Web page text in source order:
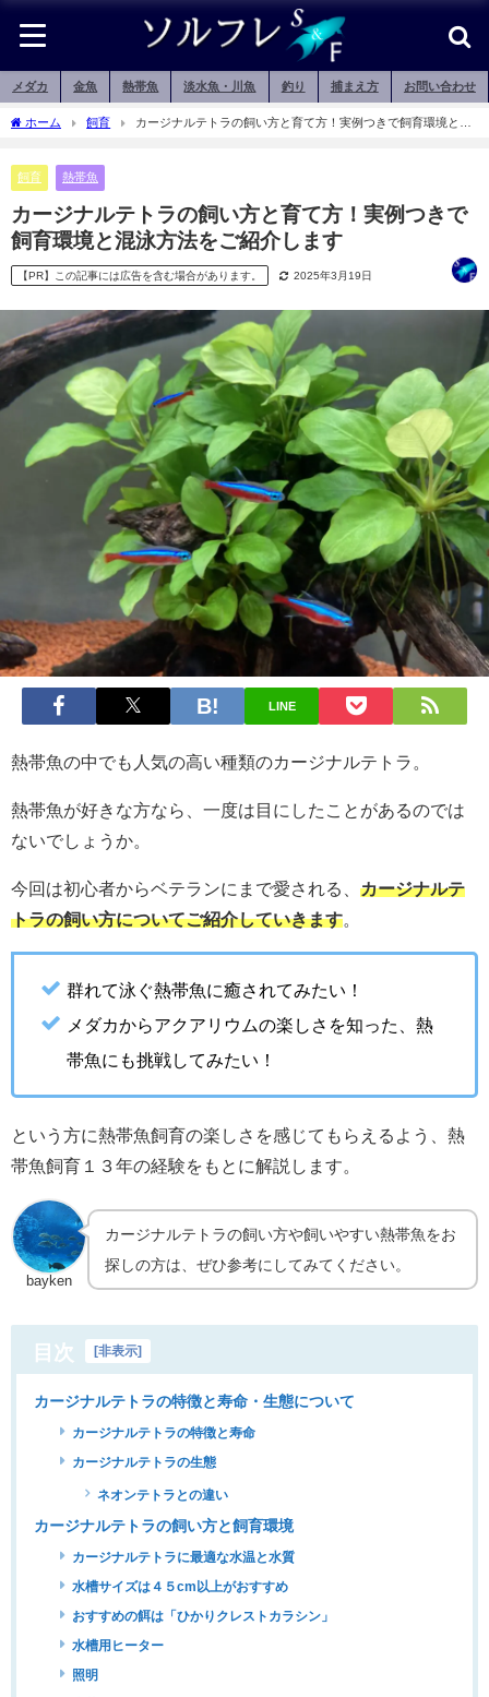
メダカ 金魚 熱帯魚 淡水魚・川魚 釣り 捕まえ方 お問い合わせ
ホーム 飼育
カージナルテトラの飼い方と育て方！実例つきで飼育環境と混
飼育 熱帯魚
カージナルテトラの飼い方と育て方！実例つきで
飼育環境と混泳方法をご紹介します
【PR】この記事には広告を含む場合があります。 2025年3月19日
LINE
熱帯魚の中でも人気の高い種類のカージナルテトラ。
熱帯魚が好きな方なら、一度は目にしたことがあるのでは
ないでしょうか。
今回は初心者からベテランにまで愛される、 カージナルテ
トラの飼い方についてご紹介していきます。
群れて泳ぐ熱帯魚に癒されてみたい！
メダカからアクアリウムの楽しさを知った、熱
帯魚にも挑戦してみたい！
という方に熱帯魚飼育の楽しさを感じてもらえるよう、熱
帯魚飼育１３年の経験をもとに解説します。
bayken
カージナルテトラの飼い方や飼いやすい熱帯魚をお
探しの方は、ぜひ参考にしてみてください。
目次 [非表示]
カージナルテトラの特徴と寿命・生態について
カージナルテトラの特徴と寿命
カージナルテトラの生態
ネオンテトラとの違い
カージナルテトラの飼い方と飼育環境
カージナルテトラに最適な水温と水質
水槽サイズは４５cm以上がおすすめ
おすすめの餌は「ひかりクレストカラシン」
水槽用ヒーター
照明